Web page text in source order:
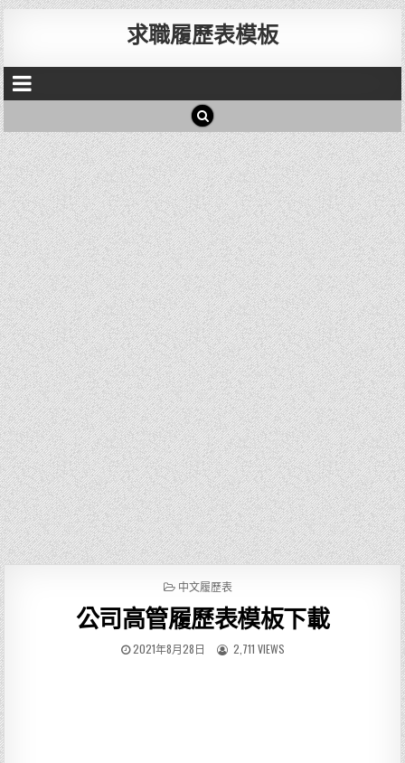
求職履歷表模板
P
S
T
E
中文履歷表
公司高管履歷表模板下載
2021年8月28日 2,711 VIEWS